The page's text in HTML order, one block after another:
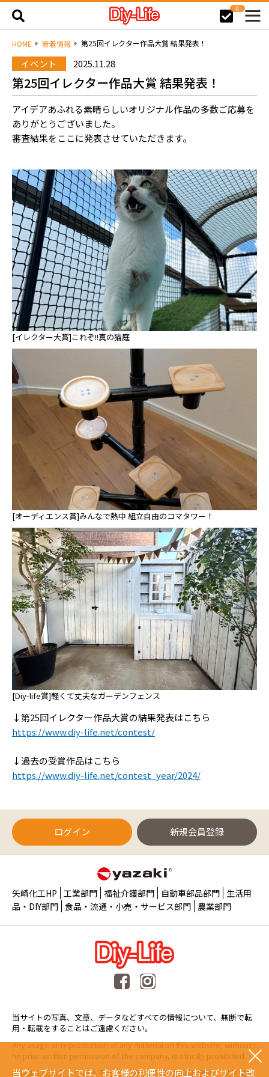
0
HOME 新着情報 第25回イレクター作品大賞 結果発表！
イベント 2025.11.28
第25回イレクター作品大賞 結果発表！
アイデアあふれる素晴らしいオリジナル作品の多数ご応募を
ありがとうございました。
審査結果をここに発表させていただきます。
[イレクター大賞]これぞ!!真の猫庭
[オーディエンス賞]みんなで熱中 組立自由のコマタワー！
[Diy-life賞]軽くて丈夫なガーデンフェンス
↓第25回イレクター作品大賞の結果発表はこちら
https://www.diy-life.net/contest/
↓過去の受賞作品はこちら
https://www.diy-life.net/contest_year/2024/
ログイン 新規会員登録
矢崎化工HP 工業部門 福祉介護部門 自動車部品部門 生活用
品・DIY部門 食品・流通・小売・サービス部門 農業部門
当サイトの写真、文章、データなどすべての情報について、無断で転
用・転載をすることはご遠慮ください。
Any usage or reproduction of any material on this website, without t
he prior written permission of the company, is strictly prohibited.
未經本公司許可、任何人不得擅自使用或複製本網站的圖片、文章或任
当ウェブサイトでは、お客様の利便性の向上およびサイト改